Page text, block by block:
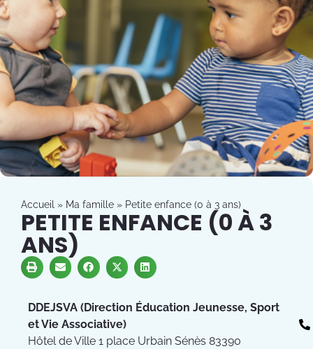
Accueil » Ma famille » Petite enfance (0 à 3 ans)
PETITE ENFANCE (0 À 3
ANS)
DDEJSVA (Direction Éducation Jeunesse, Sport
et Vie Associative)
Hôtel de Ville 1 place Urbain Sénès 83390